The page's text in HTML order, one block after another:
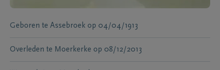
Geboren te Assebroek op 04/04/1913
Overleden te Moerkerke op 08/12/2013